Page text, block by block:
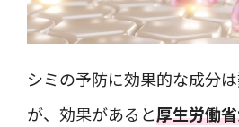
シミの予防に効果的な成分
が、効果があると厚生労働